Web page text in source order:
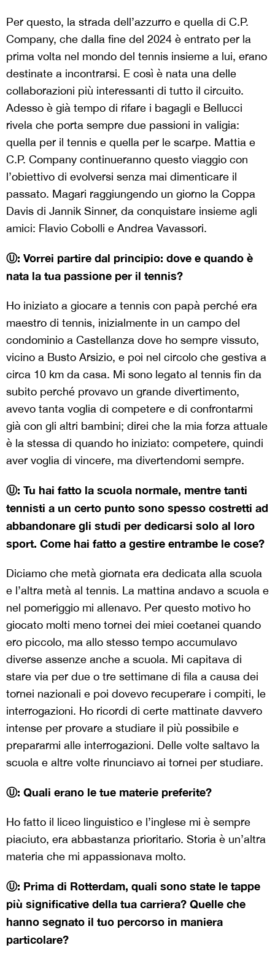
Per questo, la strada dell’azzurro e quella di C.P.
Company, che dalla fine del 2024 è entrato per la
prima volta nel mondo del tennis insieme a lui, erano
destinate a incontrarsi. E così è nata una delle
collaborazioni più interessanti di tutto il circuito.
Adesso è già tempo di rifare i bagagli e Bellucci
rivela che porta sempre due passioni in valigia:
quella per il tennis e quella per le scarpe. Mattia e
C.P. Company continueranno questo viaggio con
l’obiettivo di evolversi senza mai dimenticare il
passato. Magari raggiungendo un giorno la Coppa
Davis di Jannik Sinner, da conquistare insieme agli
amici: Flavio Cobolli e Andrea Vavassori.
Ⓤ: Vorrei partire dal principio: dove e quando è
nata la tua passione per il tennis?
Ho iniziato a giocare a tennis con papà perché era
maestro di tennis, inizialmente in un campo del
condominio a Castellanza dove ho sempre vissuto,
vicino a Busto Arsizio, e poi nel circolo che gestiva a
circa 10 km da casa. Mi sono legato al tennis fin da
subito perché provavo un grande divertimento,
avevo tanta voglia di competere e di confrontarmi
già con gli altri bambini; direi che la mia forza attuale
è la stessa di quando ho iniziato: competere, quindi
aver voglia di vincere, ma divertendomi sempre.
Ⓤ: Tu hai fatto la scuola normale, mentre tanti
tennisti a un certo punto sono spesso costretti ad
abbandonare gli studi per dedicarsi solo al loro
sport. Come hai fatto a gestire entrambe le cose?
Diciamo che metà giornata era dedicata alla scuola
e l’altra metà al tennis. La mattina andavo a scuola e
nel pomeriggio mi allenavo. Per questo motivo ho
giocato molti meno tornei dei miei coetanei quando
ero piccolo, ma allo stesso tempo accumulavo
diverse assenze anche a scuola. Mi capitava di
stare via per due o tre settimane di fila a causa dei
tornei nazionali e poi dovevo recuperare i compiti, le
interrogazioni. Ho ricordi di certe mattinate davvero
intense per provare a studiare il più possibile e
prepararmi alle interrogazioni. Delle volte saltavo la
scuola e altre volte rinunciavo ai tornei per studiare.
Ⓤ: Quali erano le tue materie preferite?
Ho fatto il liceo linguistico e l’inglese mi è sempre
piaciuto, era abbastanza prioritario. Storia è un’altra
materia che mi appassionava molto.
Ⓤ: Prima di Rotterdam, quali sono state le tappe
più significative della tua carriera? Quelle che
hanno segnato il tuo percorso in maniera
particolare?